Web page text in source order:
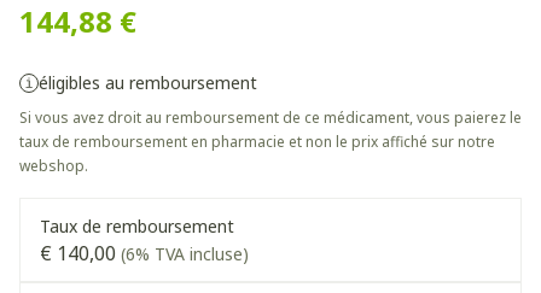
144,88 €
éligibles au remboursement
Si vous avez droit au remboursement de ce médicament, vous paierez le
taux de remboursement en pharmacie et non le prix affiché sur notre
webshop.
Taux de remboursement
€ 140,00 (6% TVA incluse)